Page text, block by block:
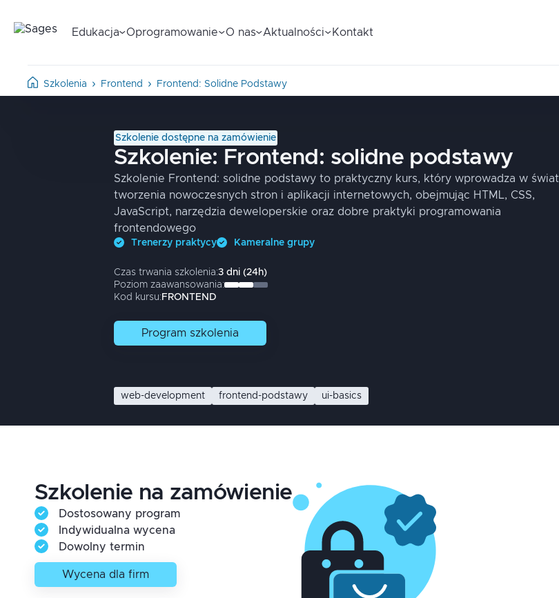
Edukacja Oprogramowanie O nas Aktualności Kontakt
Szkolenia Frontend Frontend: Solidne Podstawy
Szkolenie dostępne na zamówienie
Szkolenie: Frontend: solidne podstawy
Szkolenie Frontend: solidne podstawy to praktyczny kurs, który wprowadza w świat
tworzenia nowoczesnych stron i aplikacji internetowych, obejmując HTML, CSS,
JavaScript, narzędzia deweloperskie oraz dobre praktyki programowania
frontendowego
Trenerzy praktycy Kameralne grupy
Czas trwania szkolenia:3 dni (24h)
Poziom zaawansowania:
Kod kursu:FRONTEND
Program szkolenia
web-development frontend-podstawy ui-basics
Szkolenie na zamówienie
Dostosowany program
Indywidualna wycena
Dowolny termin
Wycena dla firm